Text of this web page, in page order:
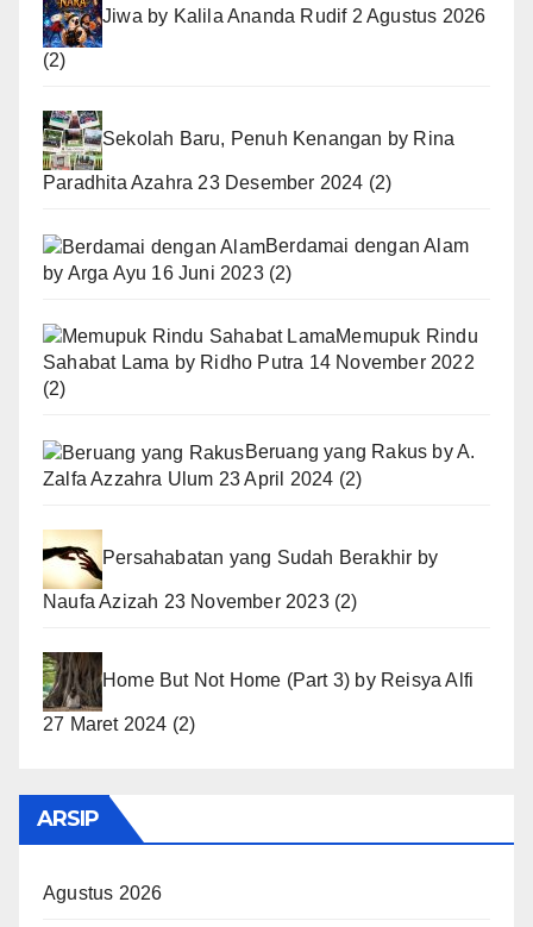
Jiwa by Kalila Ananda Rudif 2 Agustus 2026
(2)
Sekolah Baru, Penuh Kenangan by Rina
Paradhita Azahra 23 Desember 2024 (2)
Berdamai dengan Alam
by Arga Ayu 16 Juni 2023 (2)
Memupuk Rindu
Sahabat Lama by Ridho Putra 14 November 2022
(2)
Beruang yang Rakus byA.
Zalfa Azzahra Ulum 23 April 2024 (2)
Persahabatan yang Sudah Berakhir by
Naufa Azizah 23 November 2023 (2)
Home But Not Home (Part 3) by Reisya Alfi
27 Maret 2024 (2)
ARSIP
Agustus 2026